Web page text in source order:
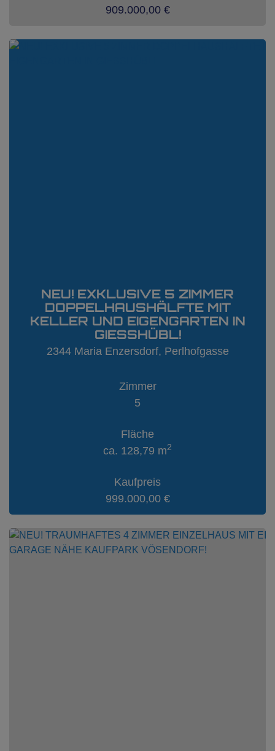
909.000,00 €
NEU! EXKLUSIVE 5 ZIMMER
DOPPELHAUSHÄLFTE MIT
KELLER UND EIGENGARTEN IN
GIESSHÜBL!
2344 Maria Enzersdorf, Perlhofgasse
Zimmer
5
Fläche
ca. 128,79 m2
Kaufpreis
999.000,00 €